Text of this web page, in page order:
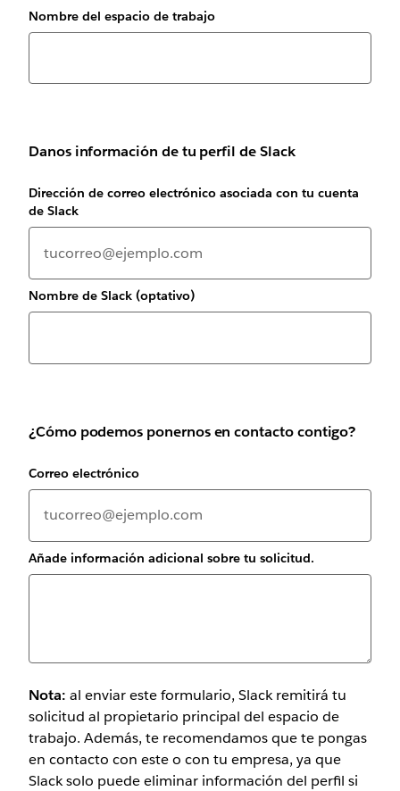
Nombre del espacio de trabajo
Danos información de tu perfil de Slack
Dirección de correo electrónico asociada con tu cuenta
de Slack
Nombre de Slack (optativo)
¿Cómo podemos ponernos en contacto contigo?
Correo electrónico
Añade información adicional sobre tu solicitud.
Nota: al enviar este formulario, Slack remitirá tu
solicitud al propietario principal del espacio de
trabajo. Además, te recomendamos que te pongas
en contacto con este o con tu empresa, ya que
Slack solo puede eliminar información del perfil si